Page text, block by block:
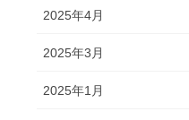
2025年4月
2025年3月
2025年1月